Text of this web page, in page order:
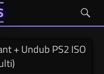
GX
+ Undub PS2 ISO